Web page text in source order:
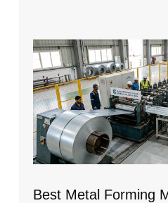
Best Metal Forming